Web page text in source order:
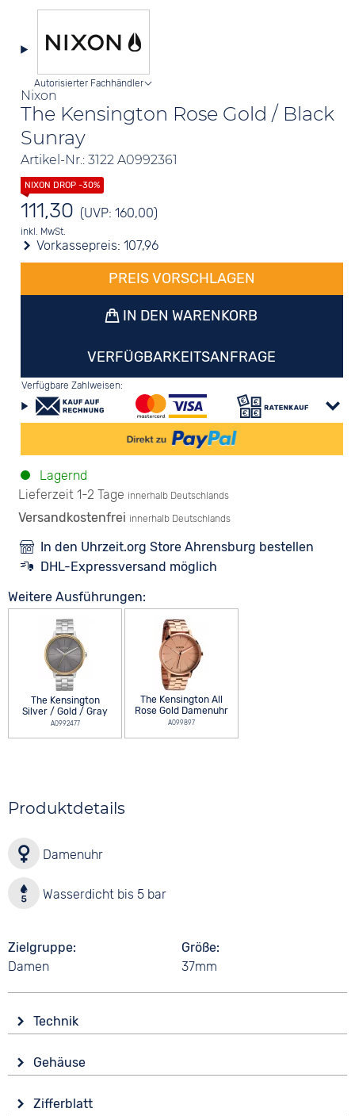
Nixon
The Kensington Rose Gold / Black
Sunray
Artikel-Nr.: 3122 A0992361
Autorisierter Fachhändler
111,30 (UVP: 160,00)
inkl. MwSt.
Vorkassepreis:107,96
PREIS VORSCHLAGEN
IN DEN WARENKORB
VERFÜGBARKEITSANFRAGE
Verfügbare Zahlweisen:
Lagernd
Lieferzeit 1-2 Tage innerhalb Deutschlands
Versandkostenfrei innerhalb Deutschlands
In den Uhrzeit.org Store Ahrensburg bestellen
DHL-Expressversand möglich
Weitere Ausführungen:
The Kensington
Silver / Gold / Gray
A0992477
The Kensington All
Rose Gold Damenuhr
A099897
Produktdetails
Damenuhr
Wasserdicht bis 5 bar
Zielgruppe
Damen
Größe
37mm
Technik
Batterie (Quarz)
Wasserdicht
Gehäuse
Edelstahl
Zifferblatt